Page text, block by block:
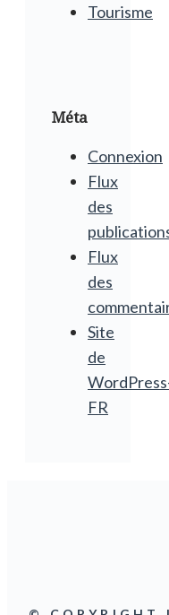
Tourisme
Méta
Connexion
Flux
des
Flux
des
Site
de
FR